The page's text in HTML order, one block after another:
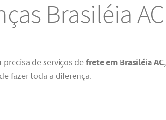
Brasiléia AC
precisa de serviços defrete em Brasiléia AC,
fazer toda a diferença.